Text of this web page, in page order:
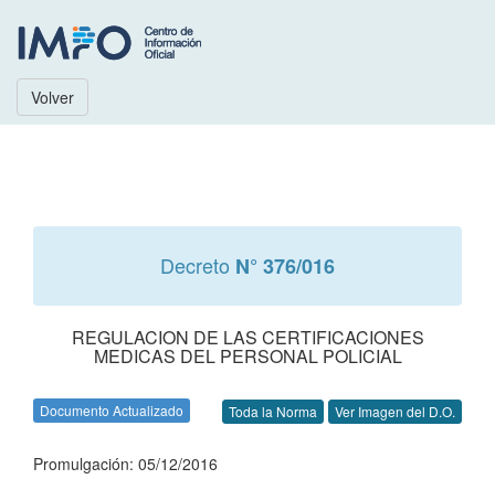
Volver
Decreto N° 376/016
REGULACION DE LAS CERTIFICACIONES
MEDICAS DEL PERSONAL POLICIAL
Documento Actualizado Toda la Norma Ver Imagen del D.O.
Promulgación: 05/12/2016